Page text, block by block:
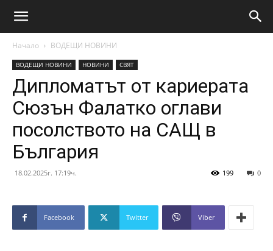
Начало ВОДЕЩИ НОВИНИ
ВОДЕЩИ НОВИНИ НОВИНИ СВЯТ
Дипломатът от кариерата
Сюзън Фалатко оглави
посолството на САЩ в
България
18.02.2025г. 17:19ч. 0
199
Facebook Twitter Viber